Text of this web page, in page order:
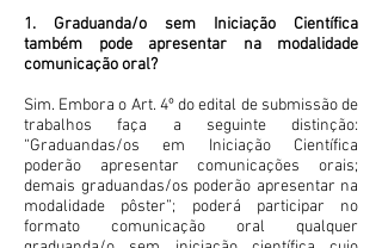
1. Graduanda/o sem Iniciação Científica
também pode apresentar na modalidade
comunicação oral?
Sim. Embora o Art. 4º do edital de submissão de
trabalhos faça a seguinte distinção:
“Graduandas/os em Iniciação Científica
poderão apresentar comunicações orais;
demais graduandas/os poderão apresentar na
modalidade pôster”; poderá participar no
formato comunicação oral qualquer